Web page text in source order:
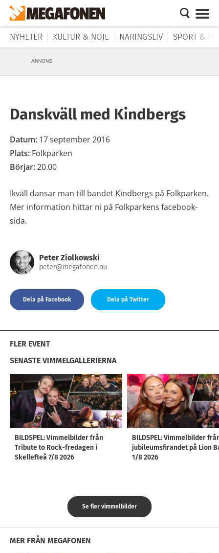
NYHETER KULTUR & NÖJE NÄRINGSLIV SPORT &
ANNONS
Danskväll med Kindbergs
Datum: 17 september 2016
Plats: Folkparken
Börjar:20.00
Ikväll dansar man till bandet Kindbergs på Folkparken.
Mer information hittar ni på Folkparkens facebook-
sida.
Peter Ziolkowski
peter@megafonen.nu
Dela på Facebook Dela på Twitter
FLER EVENT
SENASTE VIMMELGALLERIERNA
BILDSPEL: Vimmelbilder från
Tribute to Rock-fredagen i
Skellefteå 7/8 2026
BILDSPEL: Vimmelbilder
jubileumsfirandet på Lion
1/8 2026
Se fler vimmelbilder
MER FRÅN MEGAFONEN